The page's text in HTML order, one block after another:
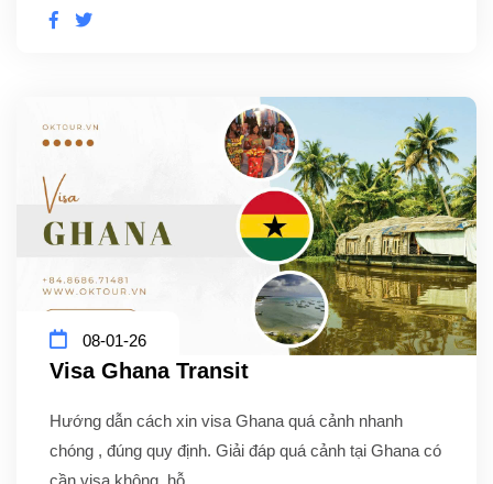
08-01-26
Visa Ghana Transit
Hướng dẫn cách xin visa Ghana quá cảnh nhanh
chóng , đúng quy định. Giải đáp quá cảnh tại Ghana có
cần visa không, hỗ...